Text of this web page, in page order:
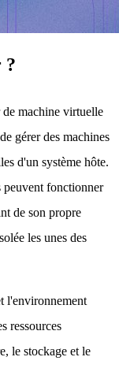
?
machine virtuelle
gérer des machines
d'un système hôte.
peuvent fonctionner
de son propre
les unes des
l'environnement
ressources
le stockage et le